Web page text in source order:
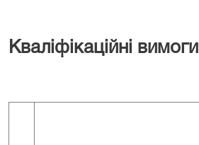
Кваліфікаційні вимоги